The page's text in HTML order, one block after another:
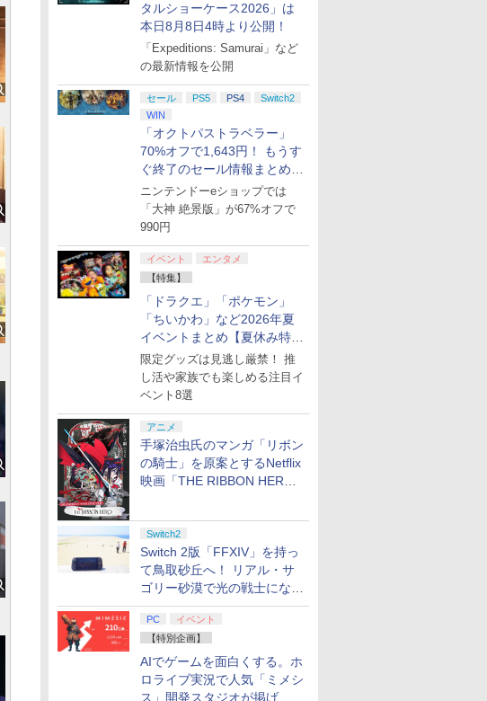
タルショーケース2026」は
本日8月8日4時より公開！
「Expeditions: Samurai」など
の最新情報を公開
セール PS5 PS4
Switch2
WIN
「オクトパストラベラー」
70%オフで1,643円！ もうす
ぐ終了のセール情報まとめ
【8月8日更新】
ニンテンドーeショップでは
「大神 絶景版」が67%オフで
990円
イベント
エンタメ
【特集】
「ドラクエ」「ポケモン」
「ちいかわ」など2026年夏
イベントまとめ【夏休み特
集】
限定グッズは見逃し厳禁！ 推
し活や家族でも楽しめる注目イ
ベント8選
アニメ
手塚治虫氏のマンガ「リボン
の騎士」を原案とするNetflix
映画「THE RIBBON HERO
Switch2
Switch 2版「FFXIV」を持っ
て鳥取砂丘へ！ リアル・サ
ゴリー砂漠で光の戦士になっ
てみた
PC
イベント
【特別企画】
AIでゲームを面白くする。ホ
ロライブ実況で人気「ミメシ
ス」開発スタジオが掲げ